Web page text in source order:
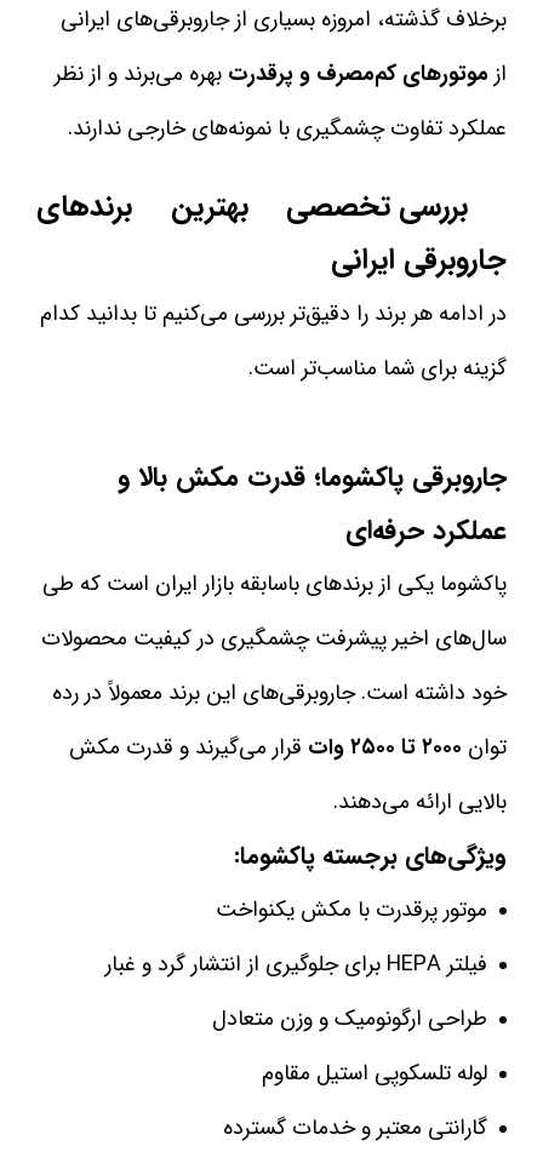
برخلاف گذشته، امروزه بسیاری از جاروبرقی‌های ایرانی
از موتورهای کم‌مصرف و پرقدرت بهره می‌برند و از نظر
عملکرد تفاوت چشمگیری با نمونه‌های خارجی ندارند.
بررسی تخصصی بهترین برندهای
جاروبرقی ایرانی
در ادامه هر برند را دقیق‌تر بررسی می‌کنیم تا بدانید کدام
گزینه برای شما مناسب‌تر است.
جاروبرقی پاکشوما؛ قدرت مکش بالا و
عملکرد حرفه‌ای
پاکشوما یکی از برندهای باسابقه بازار ایران است که طی
سال‌های اخیر پیشرفت چشمگیری در کیفیت محصولات
خود داشته است. جاروبرقی‌های این برند معمولاً در رده
توان ۲۰۰۰ تا ۲۵۰۰ وات
قرار می‌گیرند و قدرت مکش
بالایی ارائه می‌دهند.
ویژگی‌های برجسته پاکشوما:
موتور پرقدرت با مکش یکنواخت
فیلتر HEPA برای جلوگیری از انتشار گرد و غبار
طراحی ارگونومیک و وزن متعادل
لوله تلسکوپی استیل مقاوم
گارانتی معتبر و خدمات گسترده